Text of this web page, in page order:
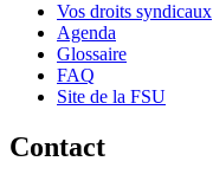
Vos droits syndicaux
Agenda
Glossaire
FAQ
Site de la FSU
Contact